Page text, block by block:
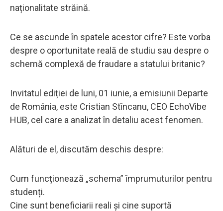
naționalitate străină.
Ce se ascunde în spatele acestor cifre? Este vorba
despre o oportunitate reală de studiu sau despre o
schemă complexă de fraudare a statului britanic?
Invitatul ediției de luni, 01 iunie, a emisiunii Departe
de România, este Cristian Stîncanu, CEO EchoVibe
HUB, cel care a analizat în detaliu acest fenomen.
Alături de el, discutăm deschis despre:
Cum funcționează „schema” împrumuturilor pentru
studenți.
Cine sunt beneficiarii reali și cine suportă